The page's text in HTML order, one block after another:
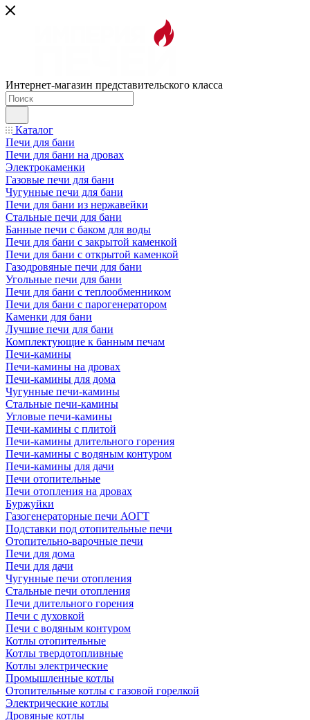
Интернет-магазин представительского класса
Каталог
Печи для бани
Печи для бани на дровах
Электрокаменки
Газовые печи для бани
Чугунные печи для бани
Печи для бани из нержавейки
Стальные печи для бани
Банные печи с баком для воды
Печи для бани с закрытой каменкой
Печи для бани с открытой каменкой
Газодровяные печи для бани
Угольные печи для бани
Печи для бани с теплообменником
Печи для бани с парогенератором
Каменки для бани
Лучшие печи для бани
Комплектующие к банным печам
Печи-камины
Печи-камины на дровах
Печи-камины для дома
Чугунные печи-камины
Стальные печи-камины
Угловые печи-камины
Печи-камины с плитой
Печи-камины длительного горения
Печи-камины с водяным контуром
Печи-камины для дачи
Печи отопительные
Печи отопления на дровах
Буржуйки
Газогенераторные печи АОГТ
Подставки под отопительные печи
Отопительно-варочные печи
Печи для дома
Печи для дачи
Чугунные печи отопления
Стальные печи отопления
Печи длительного горения
Печи с духовкой
Печи с водяным контуром
Котлы отопительные
Котлы твердотопливные
Котлы электрические
Промышленные котлы
Отопительные котлы с газовой горелкой
Электрические котлы
Дровяные котлы